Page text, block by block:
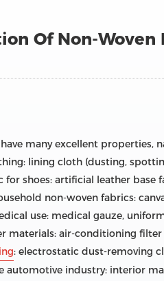
Of Non-Woven
many excellent properties,
lining cloth (dusting,
for shoes: artificial leather base
non-woven fabrics:
use: medical gauze,
materials: air-conditioning
: electrostatic dust-removing
automotive industry: interior